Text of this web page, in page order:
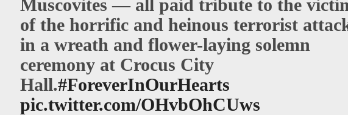
Muscovites — all paid tribute to the
of the horrific and heinous terrorist
in a wreath and flower-laying solemn
ceremony at Crocus City
Hall.#ForeverInOurHearts
pic.twitter.com/OHvbOhCUws